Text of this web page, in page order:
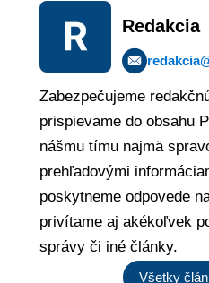
Redakcia
Zabezpečujeme
prispievame do obsahu
nášmu tímu najmä
prehľadovými
poskytneme odpovede
privítame aj akékoľvek
správy či iné články.
Všetky